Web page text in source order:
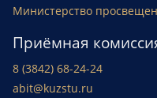
Министерство
Приёмная
8 (3842) 68-24-24
abit@kuzstu.ru